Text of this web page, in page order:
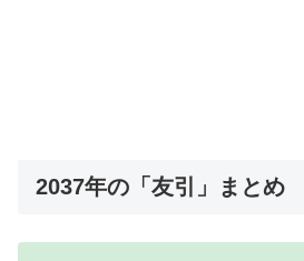
2037年の「友引」まとめ